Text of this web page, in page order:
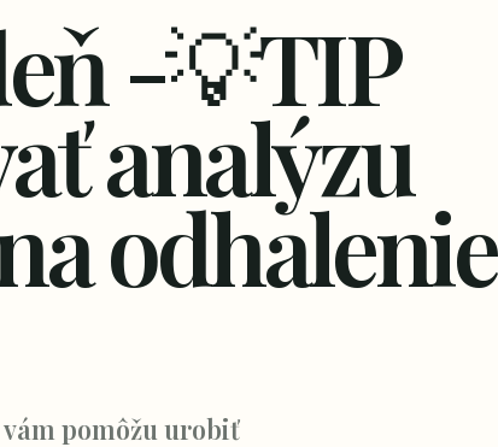
-💡TIP
analýzu
odhalenie
pomôžu urobiť